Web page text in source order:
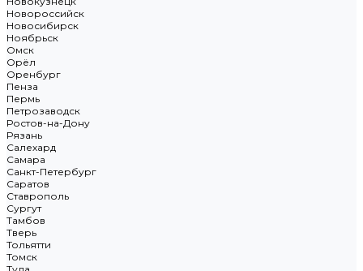
Новороссийск
Новосибирск
Ноябрьск
Омск
Орёл
Оренбург
Пенза
Пермь
Петрозаводск
Ростов-на-Дону
Рязань
Салехард
Самара
Санкт-Петербург
Саратов
Ставрополь
Сургут
Тамбов
Тверь
Тольятти
Томск